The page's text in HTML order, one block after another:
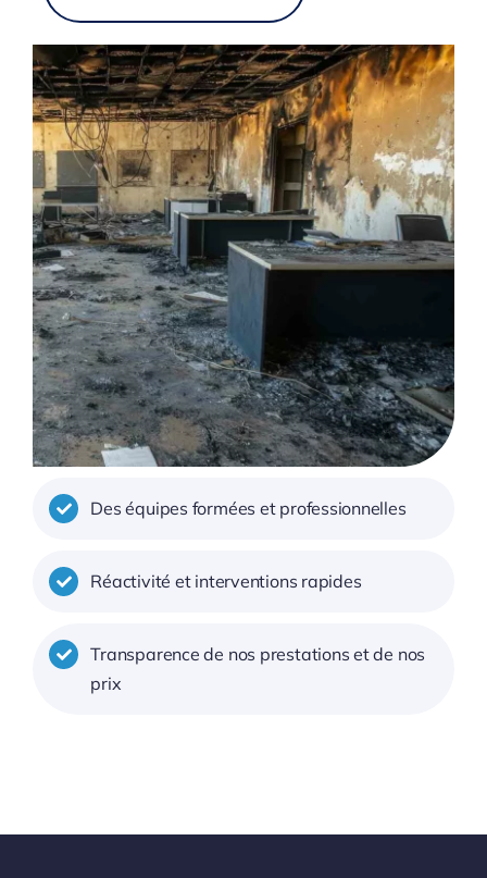
Des équipes formées et professionnelles
Réactivité et interventions rapides
Transparence de nos prestations et de nos
prix